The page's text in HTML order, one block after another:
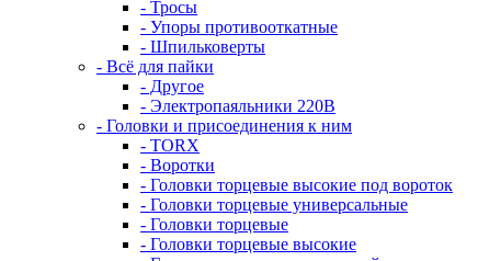
- Тросы
- Упоры противооткатные
- Шпильковерты
- Всё для пайки
- Другое
- Электропаяльники 220В
- Головки и присоединения к ним
- TORX
- Воротки
- Головки торцевые высокие под вороток
- Головки торцевые универсальные
- Головки торцевые
- Головки торцевые высокие